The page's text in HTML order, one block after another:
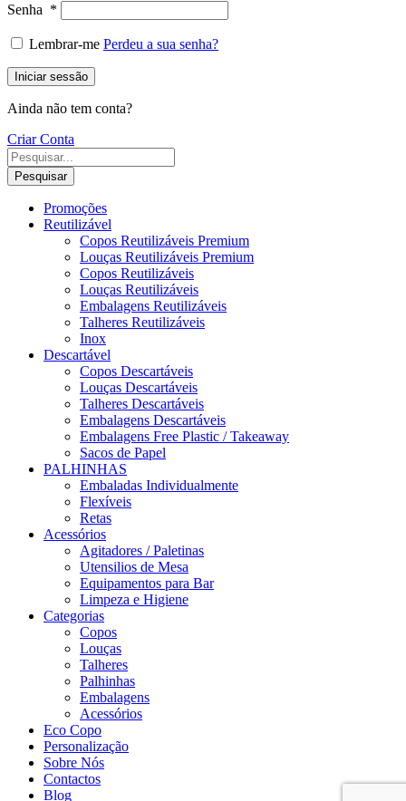
Senha *
Lembrar-me Perdeu a sua senha?
Iniciar sessão
Ainda não tem conta?
Criar Conta
Pesquisar
Promoções
Reutilizável
Copos Reutilizáveis Premium
Louças Reutilizáveis Premium
Copos Reutilizáveis
Louças Reutilizáveis
Embalagens Reutilizáveis
Talheres Reutilizáveis
Inox
Descartável
Copos Descartáveis
Louças Descartáveis
Talheres Descartáveis
Embalagens Descartáveis
Embalagens Free Plastic / Takeaway
Sacos de Papel
PALHINHAS
Embaladas Individualmente
Flexíveis
Retas
Acessórios
Agitadores / Paletinas
Utensilios de Mesa
Equipamentos para Bar
Limpeza e Higiene
Categorias
Copos
Louças
Talheres
Palhinhas
Embalagens
Acessórios
Eco Copo
Personalização
Sobre Nós
Contactos
Blog